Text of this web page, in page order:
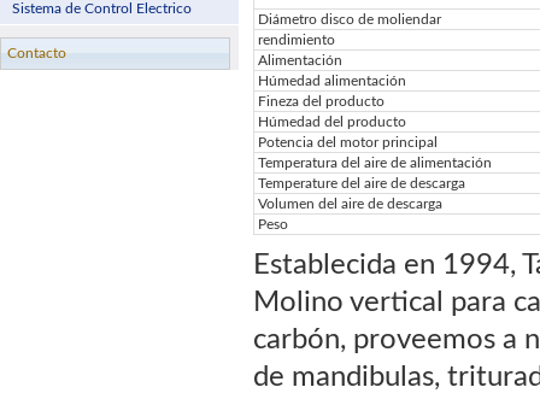
Sistema de Control Electrico
Contacto
Diámetro disco de moliendar
rendimiento
Alimentación
Húmedad alimentación
Fineza del producto
Húmedad del producto
Potencia del motor principal
Temperatura del aire de alimentación
Temperature del aire de descarga
Volumen del aire de descarga
Peso
Establecida en 1994,
Molino vertical para
carbón, proveemos a
de mandibulas,